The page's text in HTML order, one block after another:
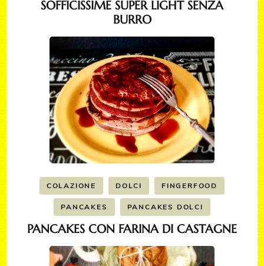
SOFFICISSIME SUPER LIGHT SENZA
BURRO
COLAZIONE DOLCI FINGERFOOD
PANCAKES PANCAKES DOLCI
PANCAKES CON FARINA DI CASTAGNE